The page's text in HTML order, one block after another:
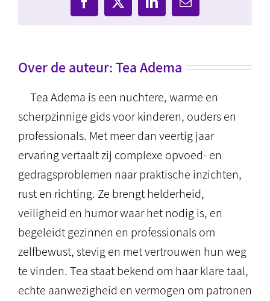
Facebook
X LinkedIn
E-
mail
Over de auteur:Tea Adema
Tea Adema is een nuchtere, warme en
scherpzinnige gids voor kinderen, ouders en
professionals. Met meer dan veertig jaar
ervaring vertaalt zij complexe opvoed- en
gedragsproblemen naar praktische inzichten,
rust en richting. Ze brengt helderheid,
veiligheid en humor waar het nodig is, en
begeleidt gezinnen en professionals om
zelfbewust, stevig en met vertrouwen hun weg
te vinden. Tea staat bekend om haar klare taal,
echte aanwezigheid en vermogen om patronen